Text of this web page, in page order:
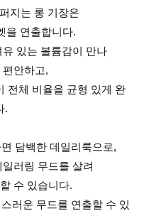
지는 롱 기장은
을 연출합니다.
있는 볼륨감이 만나
안하고,
전체 비율을 균형 있게 완
.
담백한 데일리룩으로,
러링 무드를 살려
수 있습니다.
러운 무드를 연출할 수 있